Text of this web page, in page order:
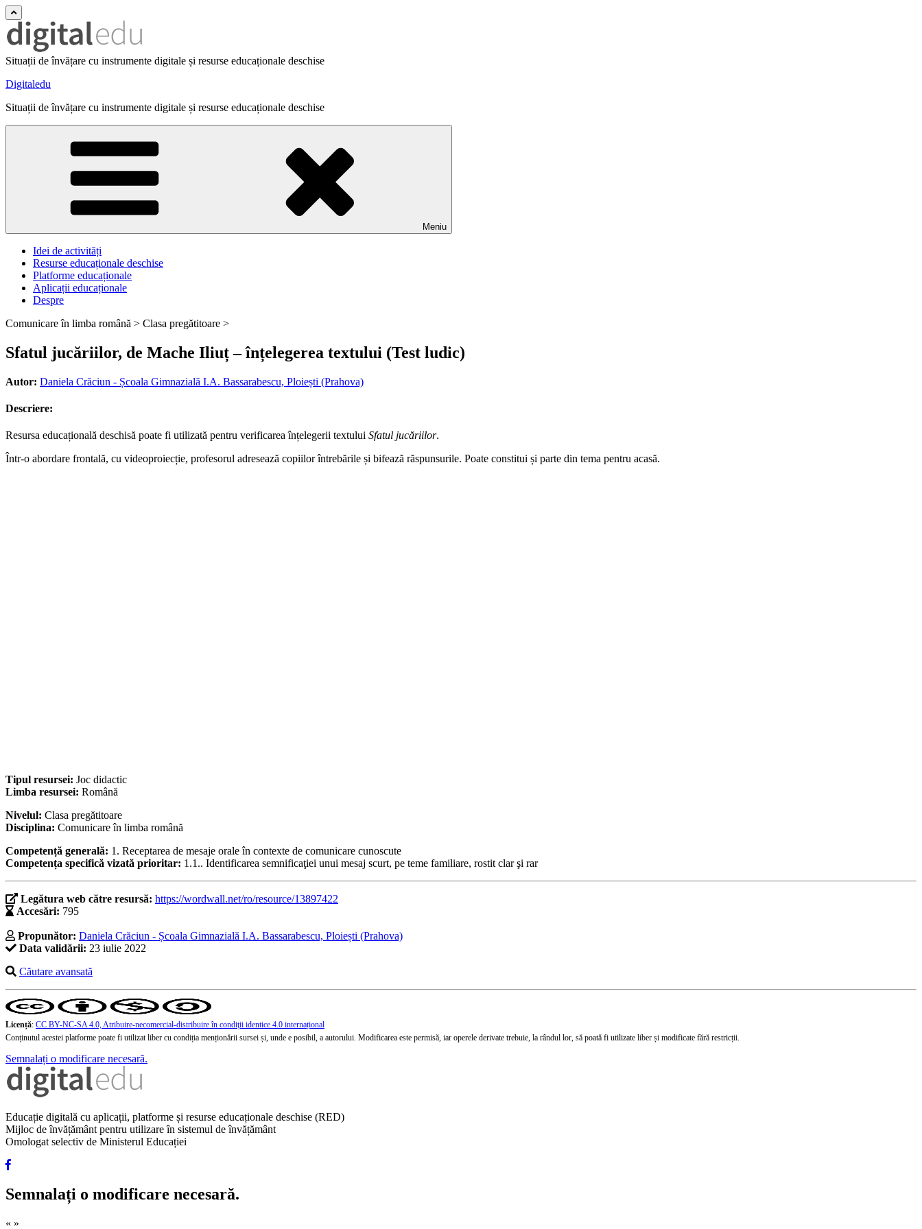
Situații de învățare cu instrumente digitale și resurse educaționale deschise
Digitaledu
Situații de învățare cu instrumente digitale și resurse educaționale deschise
Meniu
Idei de activități
Resurse educaționale deschise
Platforme educaționale
Aplicații educaționale
Despre
Comunicare în limba română > Clasa pregătitoare >
Sfatul jucăriilor, de Mache Iliuț – înțelegerea textului (Test ludic)
Autor: Daniela Crăciun - Școala Gimnazială I.A. Bassarabescu, Ploiești (Prahova)
Descriere:
Resursa educațională deschisă poate fi utilizată pentru verificarea înțelegerii textului Sfatul jucăriilor.
Într-o abordare frontală, cu videoproiecție, profesorul adresează copiilor întrebările și bifează răspunsurile. Poate constitui și parte din tema pentru acasă.
Tipul resursei: Joc didactic
Limba resursei: Română
Nivelul: Clasa pregătitoare
Disciplina: Comunicare în limba română
Competență generală: 1. Receptarea de mesaje orale în contexte de comunicare cunoscute
Competența specifică vizată prioritar: 1.1.. Identificarea semnificaţiei unui mesaj scurt, pe teme familiare, rostit clar şi rar
Legătura web către resursă: https://wordwall.net/ro/resource/13897422
Accesări: 795
Propunător: Daniela Crăciun - Școala Gimnazială I.A. Bassarabescu, Ploiești (Prahova)
Data validării: 23 iulie 2022
Căutare avansată
Licență: CC BY-NC-SA 4.0, Atribuire-necomercial-distribuire în condiţii identice 4.0 internațional
Conținutul acestei platforme poate fi utilizat liber cu condiția menționării sursei și, unde e posibil, a autorului. Modificarea este permisă, iar operele derivate trebuie, la rândul lor, să poată fi utilizate liber și modificate fără restricții.
Semnalați o modificare necesară.
Educație digitală cu aplicații, platforme și resurse educaționale deschise (RED)
Mijloc de învățământ pentru utilizare în sistemul de învățământ
Omologat selectiv de Ministerul Educației
Semnalați o modificare necesară.
« »